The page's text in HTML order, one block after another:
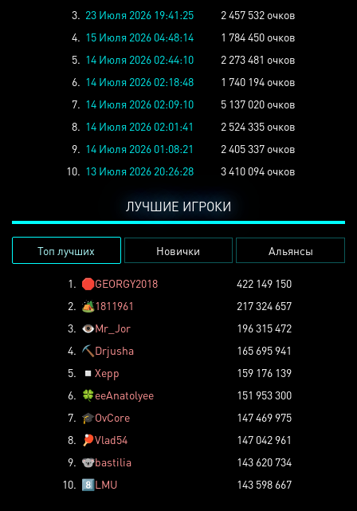
3. 23 Июля 2026 19:41:25
2 457 532 очков
4. 15 Июля 2026 04:48:14
1 784 450 очков
5. 14 Июля 2026 02:44:10
2 273 481 очков
6. 14 Июля 2026 02:18:48
1 740 194 очков
7. 14 Июля 2026 02:09:10
5 137 020 очков
8. 14 Июля 2026 02:01:41
2 524 335 очков
9. 14 Июля 2026 01:08:21
2 405 337 очков
10. 13 Июля 2026 20:26:28 3 410 094 очков
ЛУЧШИЕ ИГРОКИ
Топ лучших Новички Альянсы
1. 🛑GEORGY2018
422 149 150
2. 🏕️1811961
217 324 657
3. 👁️Mr_Jor
196 315 472
4. ⛏️ Drjusha
165 695 941
5.
◽ Xepp
159 176 139
6. 🍀eeAnatolyee
151 953 300
7. 🎓OvCore
147 469 975
8.
🏓Vlad54
147 042 961
9. 🐨bastilia
143 620 734
10. 8️⃣LMU 143 598 667